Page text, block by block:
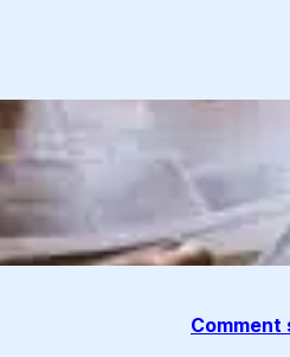
Comment